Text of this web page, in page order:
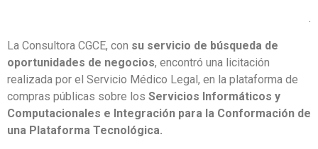
.
La Consultora CGCE, con su servicio de búsqueda de
oportunidades de negocios, encontró una licitación
realizada por el Servicio Médico Legal, en la plataforma de
compras públicas sobre los Servicios Informáticos y
Computacionales e Integración para la Conformación de
una Plataforma Tecnológica.